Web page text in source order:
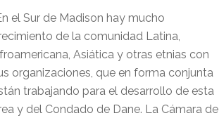
el Sur de Madison hay mucho
de la comunidad Latina,
Asiática y otras etnias con
organizaciones, que en forma conjunta
trabajando para el desarrollo de esta
y del Condado de Dane. La Cámara de